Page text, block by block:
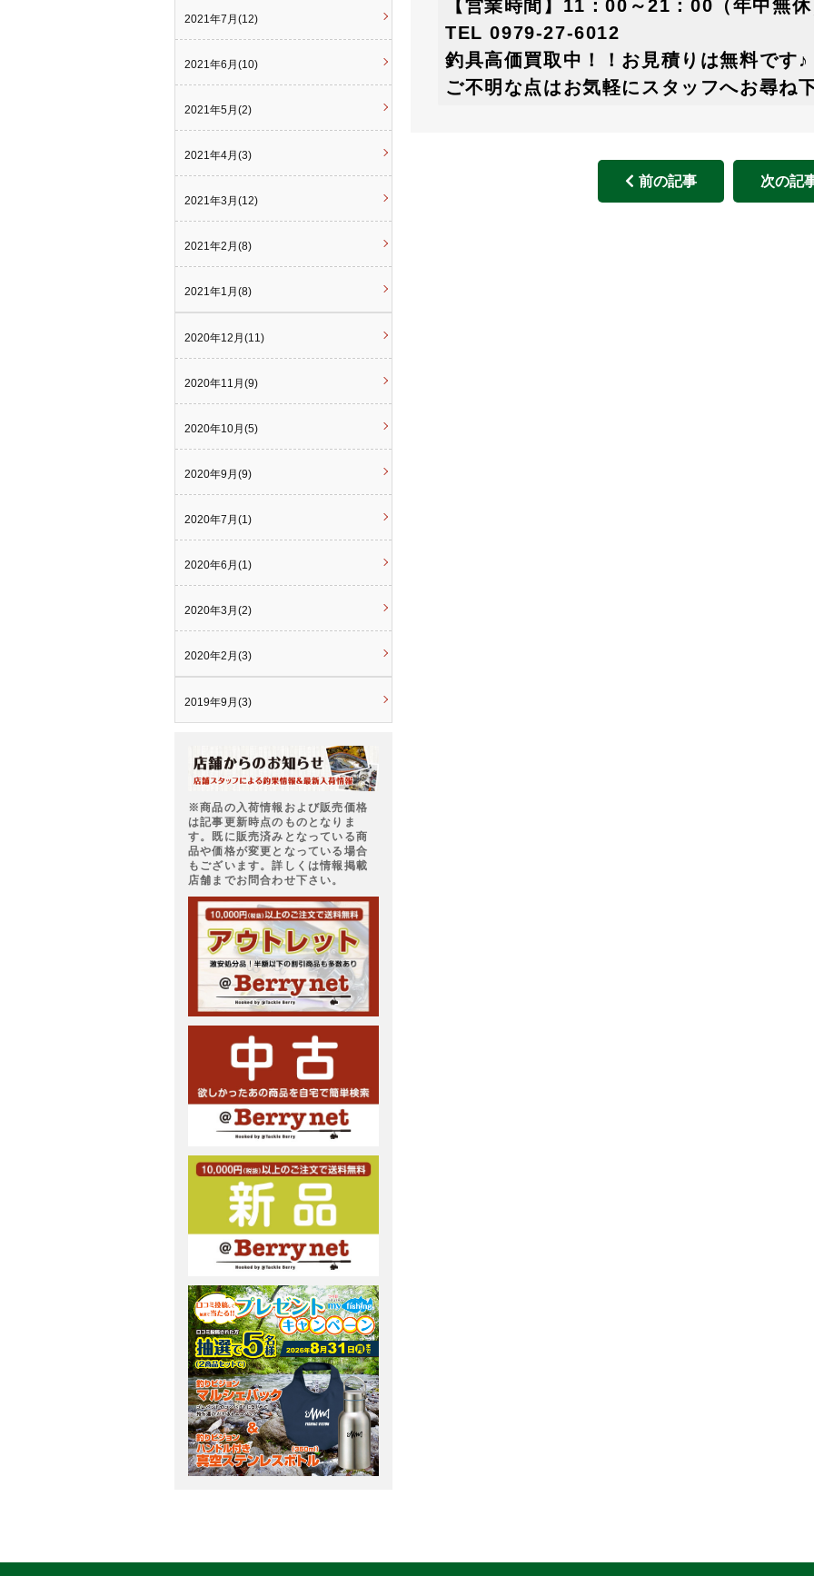
【営業時間】11：00～21：00（年中無
TEL 0979-27-6012
釣具高価買取中！！お見積りは無料です♪
ご不明な点はお気軽にスタッフへお尋ね
前の記事 次の記
2021年7月(12)
2021年6月(10)
2021年5月(2)
2021年4月(3)
2021年3月(12)
2021年2月(8)
2021年1月(8)
2020年12月(11)
2020年11月(9)
2020年10月(5)
2020年9月(9)
2020年7月(1)
2020年6月(1)
2020年3月(2)
2020年2月(3)
2019年9月(3)
※商品の入荷情報および販売価格
は記事更新時点のものとなりま
す。既に販売済みとなっている商
品や価格が変更となっている場合
もございます。詳しくは情報掲載
店舗までお問合わせ下さい。